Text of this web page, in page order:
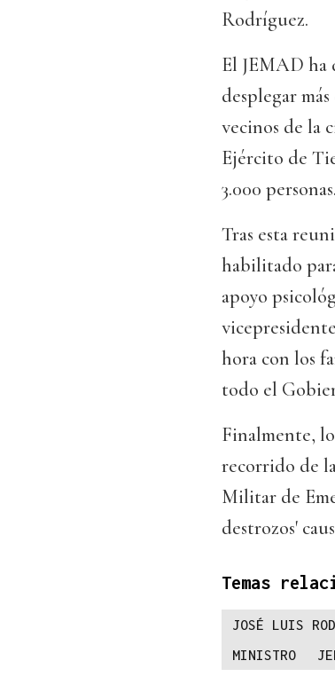
Rodríguez.
El JEMAD ha
desplegar
vecinos de la
Ejército de
3.000 personas.
Tras esta
habilitado
apoyo
hora con los
todo el
Finalmente,
recorrido de
Militar de
destrozos'
Temas
JOSÉ LUIS
MINISTRO